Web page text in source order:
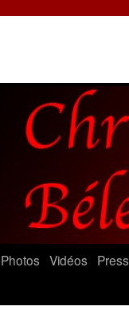
Photos Vidéos